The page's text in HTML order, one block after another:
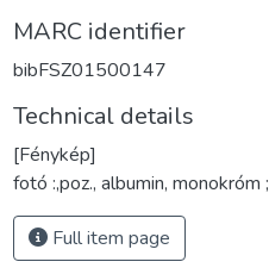
MARC identifier
bibFSZ01500147
Technical details
[Fénykép]
fotó :,poz., albumin, monokróm ;
Full item page